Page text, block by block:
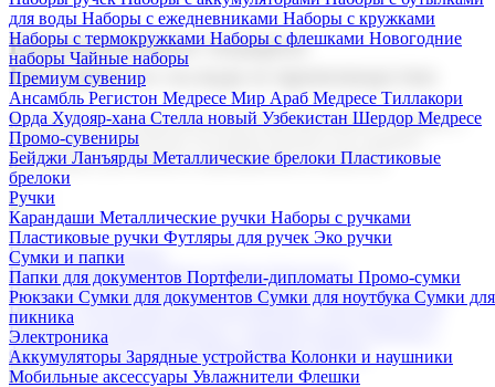
для воды Наборы с ежедневниками Наборы с кружками
Наборы с термокружками Наборы с флешками Новогодние
наборы Чайные наборы
Премиум сувенир
Ансамбль Регистон Медресе Мир Араб Медресе Тиллакори
Орда Худояр-хана Стелла новый Узбекистан Шердор Медресе
Промо-сувениры
Бейджи Ланъярды Металлические брелоки Пластиковые
брелоки
Ручки
Карандаши Металлические ручки Наборы с ручками
Пластиковые ручки Футляры для ручек Эко ручки
Сумки и папки
Папки для документов Портфели-дипломаты Промо-сумки
Рюкзаки Сумки для документов Сумки для ноутбука Сумки для
пикника
Электроника
Аккумуляторы Зарядные устройства Колонки и наушники
Мобильные аксессуары Увлажнители Флешки
Корпоративные подарки
Поставка со склада и производство
Мы предлагаем широкий выбор корпоративных подарков и
сувениров с логотипом. В нашем каталоге вы найдете
продукцию для бизнеса, мероприятия и клиентов.
Подарочные наборы
Бизнес наборыКофейные наборы Кошельки
Наборы из кожиНаборы ручекНаборы с аккумуляторами
Наборы с бутылками для воды
Наборы с ежедневниками
Наборы с кружками
флешкамиНовогодние наборыЧайные наборы